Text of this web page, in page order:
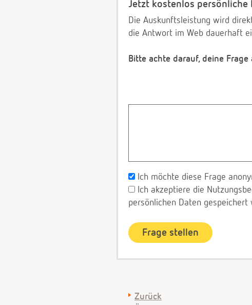
Jetzt kostenlos persönliche
Die Auskunftsleistung wird
die Antwort im Web dauerhaft
Bitte achte darauf, deine
Ich möchte diese Frage
Ich akzeptiere die
persönlichen Daten gespeichert
Zurück